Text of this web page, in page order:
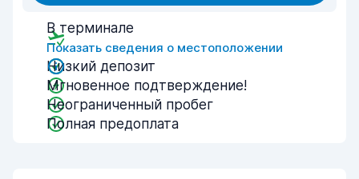
В терминале
Показать сведения о местоположении
Низкий депозит
Мгновенное подтверждение!
Неограниченный пробег
Полная предоплата